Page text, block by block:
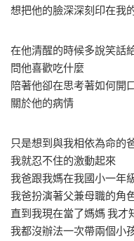
想把他的臉深深刻印在我
在他清醒的時候多說笑話
問他喜歡吃什麼
陪著他卻在思考著如何開
關於他的病情
只是想到與我相依為命的
我就忍不住的激動起來
我爸跟我媽在我國小一年
我爸扮演著父兼母職的角
直到我現在當了媽媽 我才
我都沒辦法一次帶兩個小